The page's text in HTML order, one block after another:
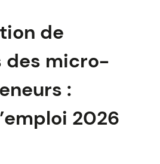
de
des micro-
:
2026